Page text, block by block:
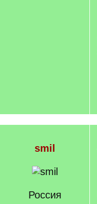
smil
Россия